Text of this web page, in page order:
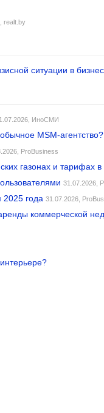
realt.by
ситуации в
ИноСМИ
MSM-агентство?
ProBusiness
газонах и тарифах в
31.07.2026,
2025 года 31.07.2026,
коммерческой